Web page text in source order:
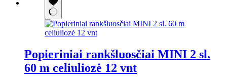
Popieriniai rankšluosčiai MINI 2 sl.
60 m celiuliozė 12 vnt